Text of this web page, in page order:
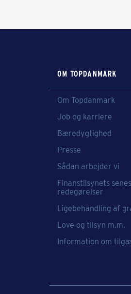
OM TOPDANMARK
Om Topdanmark
Job og karriere
Bæredygtighed
Presse
Sådan arbejder vi
Finanstilsynets
redegørelser
Ligebehandling af
Love og tilsyn m.m.
Information om